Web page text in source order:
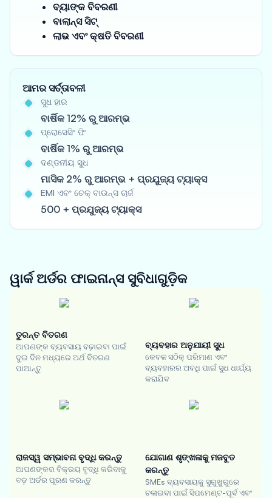
ବ୍ୟାଙ୍କ ବିବରଣୀ
ବାଲାନ୍ସ ସିଟ୍
ଲାଭ ଏବଂ କ୍ଷତି ବିବରଣୀ
ଆମର ସର୍ତ୍ତାବଳୀ
ସୁଧ ହାର
ବାର୍ଷିକ 12% ରୁ ଆରମ୍ଭ
ପ୍ରୋସେସିଂ ଫି
ବାର୍ଷିକ 1% ରୁ ଆରମ୍ଭ
ଦଣ୍ଡନୀୟ ସୁଧ
ମାସିକ 2% ରୁ ଆରମ୍ଭ + ପ୍ରଯୁଜ୍ୟ ଟ୍ୟାକ୍ସ
EMI ଏବଂ ଚେକ୍ ବାଉନ୍ସ ଚାର୍ଜ
500 + ପ୍ରଯୁଜ୍ୟ ଟ୍ୟାକ୍ସ
ୱାର୍କ ଅର୍ଡର ଫାଇନାନ୍ସ ସୁବିଧାଗୁଡ଼ିକ
ତୁରନ୍ତ ବିତରଣ
ଆପଣଙ୍କ ବ୍ୟବସାୟ ବଢ଼ାଇବା ପାଇଁ
ଦୁଇ ଦିନ ମଧ୍ୟରେ ଅର୍ଥ ବିତରଣ
ପାଆନ୍ତୁ
ବ୍ୟବହାର ଅନୁଯାୟୀ ସୁଧ
କେବଳ ସଠିକ୍ ପରିମାଣ ଏବଂ
ବ୍ୟବହାରର ଅବଧି ପାଇଁ ସୁଧ ଧାର୍ଯ୍ୟ
କରାଯିବ
ରାଜସ୍ୱ ସମ୍ଭାବନା ବୃଦ୍ଧି କରନ୍ତୁ
ଆପଣଙ୍କର ବିକ୍ରୟ ବୃଦ୍ଧି କରିବାକୁ
ବଡ଼ ଅର୍ଡର ପୂରଣ କରନ୍ତୁ
ଯୋଗାଣ ଶୃଙ୍ଖଳାକୁ ମଜବୁତ
କରନ୍ତୁ
SMEs ବ୍ୟବସାୟକୁ ସୁରୁଖୁରୁରେ
ଚଳାଇବା ପାଇଁ ସିପମେଣ୍ଟ-ପୂର୍ବ ଏବଂ